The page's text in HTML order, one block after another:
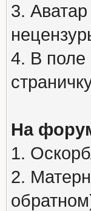
3.
4. В поле
На
1.
2.